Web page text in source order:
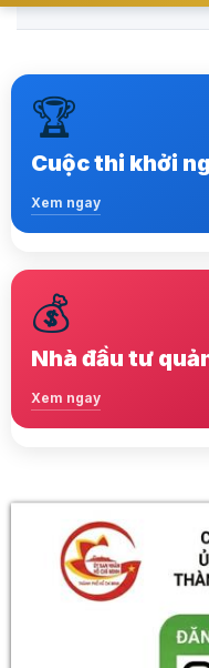
🏆
Cuộc thi khởi
Xem ngay
Trong hệ sinh thái
💰
Nhà đầu tư
Xem ngay
Lựa chọ nhiều